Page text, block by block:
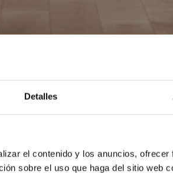
Detalles
el contenido y los anuncios,
sobre el uso que haga del sitio web